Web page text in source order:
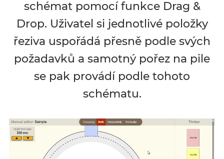
schémat pomocí funkce Drag &
Drop. Uživatel si jednotlivé položky
řeziva uspořádá přesně podle svých
požadavků a samotný pořez na pile
se pak provádí podle tohoto
schématu.